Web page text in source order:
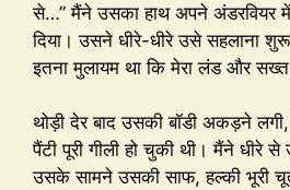
से…” मैंने उसका हाथ अपने अंडरवियर
दिया। उसने धीरे-धीरे उसे सहलाना
इतना मुलायम था कि मेरा लंड और सख्त
थोड़ी देर बाद उसकी बॉडी अकड़ने
पैंटी पूरी गीली हो चुकी थी। मैंने धीरे से
उसके सामने उसकी साफ, हल्की भूरी